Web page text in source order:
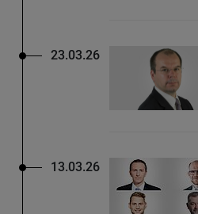
23.03.26
13.03.26